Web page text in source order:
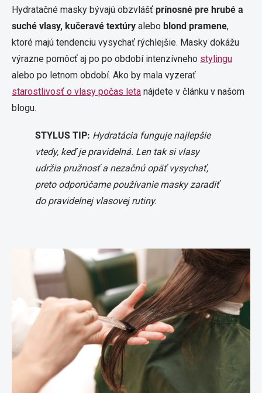
Hydratačné masky bývajú obzvlášť prínosné pre hrubé a
suché vlasy, kučeravé textúry alebo blond pramene,
ktoré majú tendenciu vysychať rýchlejšie. Masky dokážu
výrazne pomôcť aj po po období intenzívneho stylingu
alebo po letnom období. Ako by mala vyzerať
starostlivosť o vlasy počas leta nájdete v článku v našom
blogu.
STYLUS TIP: Hydratácia funguje najlepšie
vtedy, keď je pravidelná. Len tak si vlasy
udržia pružnosť a nezačnú opäť vysychať,
preto odporúčame používanie masky zaradiť
do pravidelnej vlasovej rutiny.